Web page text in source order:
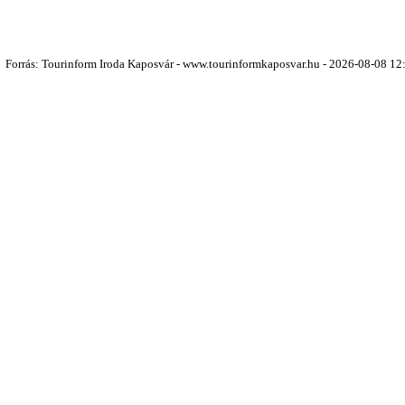
Forrás: Tourinform Iroda Kaposvár - www.tourinformkaposvar.hu - 2026-08-08